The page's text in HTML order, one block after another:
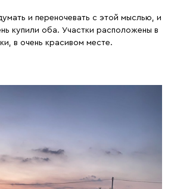
и переночевать с этой мыслью, и
купили оба. Участки расположены в
в очень красивом месте.